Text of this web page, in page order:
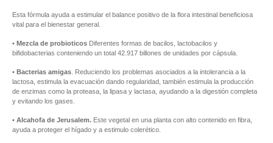
Esta fórmula ayuda a estimular el balance positivo de la flora intestinal beneficiosa
vital para el bienestar general.
• Mezcla de probioticos Diferentes formas de bacilos, lactobacilos y
bifidobacterias conteniendo un total 42.917 billones de unidades por cápsula.
• Bacterias amigas . Reduciendo los problemas asociados a la intolerancia a la
lactosa, estimula la evacuación dando regularidad, también estimula la producción
de enzimas como la proteasa, la lipasa y lactasa, ayudando a la digestión completa
y evitando los gases.
• Alcahofa de Jerusalem. Este vegetal en una planta con alto contenido en fibra,
ayuda a proteger el hígado y a estimulo colerético.